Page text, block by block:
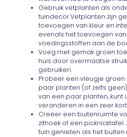
Gebruik vetplanten als
tuindecor.Vetplanten zijn
toevoegen van kleur en
evenals het toevoegen
voedingsstoffen aan de
Voeg met gemak groen
huis door overmaatse
gebruiken.
Probeer een vleugje
paar planten (of zelfs
van een paar planten, kunt
veranderen in een zeer
Creëer een buitenruimte
zithoek of een picknicktafel.
tuin genieten als het